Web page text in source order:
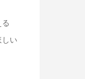
しい